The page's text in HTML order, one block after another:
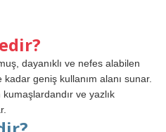
dayanıklı ve nefes alabilen
geniş kullanım alanı sunar.
ve yazlık